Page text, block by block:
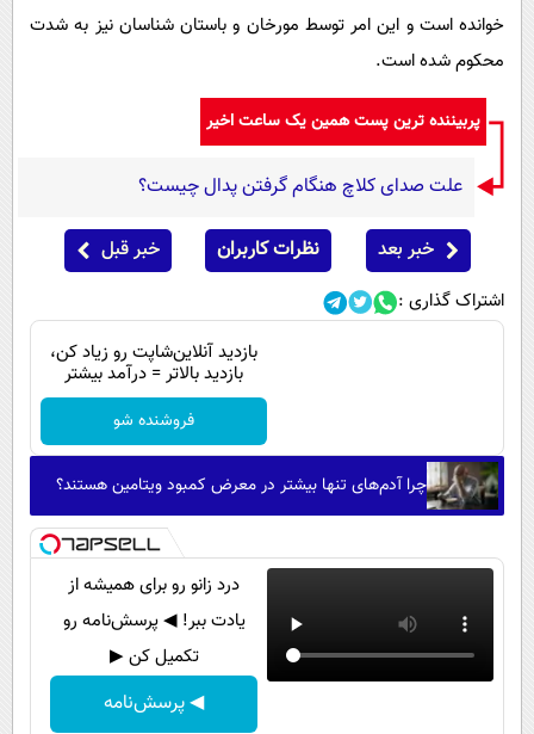
خوانده است و این امر توسط مورخان و باستان شناسان نیز به شدت
محکوم شده است.
پربیننده ترین پست همین یک ساعت اخیر
علت صدای کلاچ هنگام گرفتن پدال چیست؟
خبر بعد نظرات کاربران خبر قبل
اشتراک گذاری :
بازدید آنلاین‌شاپت رو زیاد کن،
بازدید بالاتر = درآمد بیشتر
فروشنده شو
چرا آدم‌های تنها بیشتر در معرض کمبود ویتامین هستند؟
درد زانو رو برای همیشه از
یادت ببر! ◀ پرسش‌نامه رو
تکمیل کن ▶
◀ پرسش‌نامه